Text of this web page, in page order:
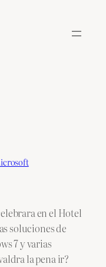
en el Hotel
soluciones de
7 y varias
la pena ir?